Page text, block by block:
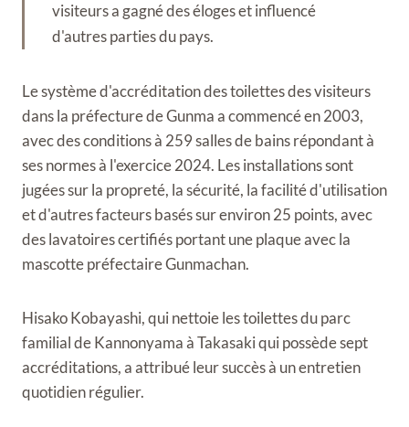
visiteurs a gagné des éloges et influencé
d'autres parties du pays.
Le système d'accréditation des toilettes des visiteurs
dans la préfecture de Gunma a commencé en 2003,
avec des conditions à 259 salles de bains répondant à
ses normes à l'exercice 2024. Les installations sont
jugées sur la propreté, la sécurité, la facilité d'utilisation
et d'autres facteurs basés sur environ 25 points, avec
des lavatoires certifiés portant une plaque avec la
mascotte préfectaire Gunmachan.
Hisako Kobayashi, qui nettoie les toilettes du parc
familial de Kannonyama à Takasaki qui possède sept
accréditations, a attribué leur succès à un entretien
quotidien régulier.